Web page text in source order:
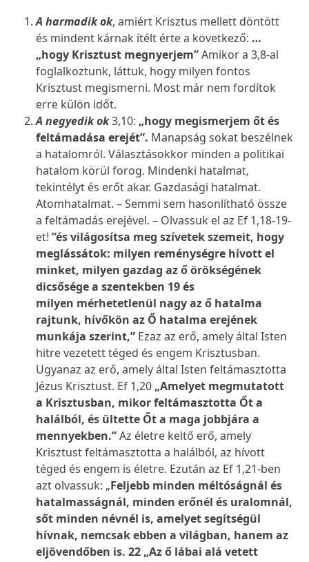
A harmadik ok, amiért Krisztus mellett döntött
és mindent kárnak ítélt érte a következő: …
„hogy Krisztust megnyerjem”Amikor a 3,8-al
foglalkoztunk, láttuk, hogy milyen fontos
Krisztust megismerni. Most már nem fordítok
erre külön időt.
A negyedik ok3,10: „hogy megismerjem őt és
feltámadása erejét”. Manapság sokat beszélnek
a hatalomról. Választásokkor minden a politikai
hatalom körül forog. Mindenki hatalmat,
tekintélyt és erőt akar. Gazdasági hatalmat.
Atomhatalmat. – Semmi sem hasonlítható össze
a feltámadás erejével. – Olvassuk el az Ef 1,18-19-
et! ”és világosítsa meg szívetek szemeit, hogy
meglássátok: milyen reménységre hívott el
minket, milyen gazdag az ő örökségének
dicsősége a szentekben 19 és
milyen mérhetetlenül nagy az ő hatalma
rajtunk, hívőkön az Ő hatalma erejének
munkája szerint,” Ezaz az erő, amely által Isten
hitre vezetett téged és engem Krisztusban.
Ugyanaz az erő, amely által Isten feltámasztotta
Jézus Krisztust. Ef 1,20 „Amelyet megmutatott
a Krisztusban, mikor feltámasztotta Őt a
halálból, és ültette Őt a maga jobbjára a
mennyekben.”Az életre keltő erő, amely
Krisztust feltámasztotta a halálból, az hívott
téged és engem is életre. Ezután az Ef 1,21-ben
azt olvassuk: „Feljebb minden méltóságnál és
hatalmasságnál, minden erőnél és uralomnál,
sőt minden névnél is, amelyet segítségül
hívnak, nemcsak ebben a világban, hanem az
eljövendőben is. 22 „Az ő lábai alá vetett